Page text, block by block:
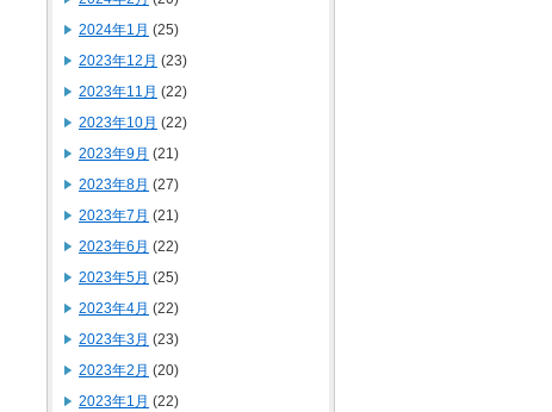
2024年1月 (25)
2023年12月 (23)
2023年11月 (22)
2023年10月 (22)
2023年9月 (21)
2023年8月 (27)
2023年7月 (21)
2023年6月 (22)
2023年5月 (25)
2023年4月 (22)
2023年3月 (23)
2023年2月 (20)
2023年1月 (22)